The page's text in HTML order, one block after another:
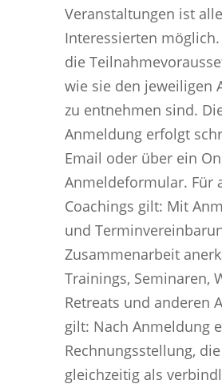
Veranstaltungen ist
Interessierten möglich.
die
wie sie den jeweiligen
zu entnehmen sind.
Anmeldung erfolgt
Email oder über ein
Anmeldeformular. Für
Coachings gilt: Mit
und
Zusammenarbeit
Trainings, Seminaren,
Retreats und anderen
gilt: Nach Anmeldung
Rechnungsstellung, die
gleichzeitig als